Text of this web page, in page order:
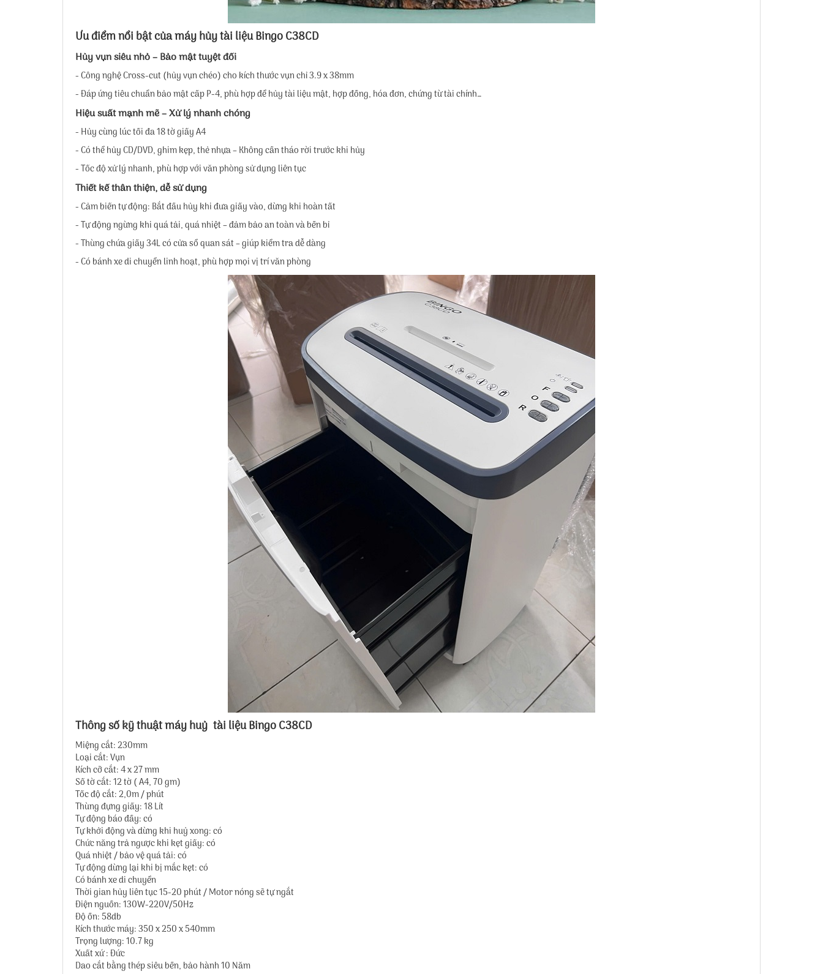
Ưu điểm nổi bật của máy hủy tài liệu Bingo C38CD
Hủy vụn siêu nhỏ – Bảo mật tuyệt đối
- Công nghệ Cross-cut (hủy vụn chéo) cho kích thước vụn chỉ 3.9 x 38mm
- Đáp ứng tiêu chuẩn bảo mật cấp P-4, phù hợp để hủy tài liệu mật, hợp đồng, hóa đơn, chứng từ tài chính…
Hiệu suất mạnh mẽ – Xử lý nhanh chóng
- Hủy cùng lúc tối đa 18 tờ giấy A4
- Có thể hủy CD/DVD, ghim kẹp, thẻ nhựa – Không cần tháo rời trước khi hủy
- Tốc độ xử lý nhanh, phù hợp với văn phòng sử dụng liên tục
Thiết kế thân thiện, dễ sử dụng
- Cảm biến tự động: Bắt đầu hủy khi đưa giấy vào, dừng khi hoàn tất
- Tự động ngừng khi quá tải, quá nhiệt – đảm bảo an toàn và bền bỉ
- Thùng chứa giấy 34L có cửa sổ quan sát – giúp kiểm tra dễ dàng
- Có bánh xe di chuyển linh hoạt, phù hợp mọi vị trí văn phòng
Thông số kỹ thuật máy huỷ tài liệu Bingo C38CD
Miệng cắt: 230mm
Loại cắt: Vụn
Kích cỡ cắt: 4 x 27 mm
Số tờ cắt: 12 tờ ( A4, 70 gm)
Tốc độ cắt: 2,0m / phút
Thùng đựng giấy: 18 Lít
Tự động báo đầy: có
Tự khởi động và dừng khi huỷ xong: có
Chức năng trả ngược khi kẹt giấy: có
Quá nhiệt / bảo vệ quá tải: có
Tự động dừng lại khi bị mắc kẹt: có
Có bánh xe di chuyển
Thời gian hủy liên tục 15-20 phút / Motor nóng sẽ tự ngắt
Điện nguồn: 130W-220V/50Hz
Độ ồn: 58db
Kích thước máy: 350 x 250 x 540mm
Trọng lượng: 10.7 kg
Xuất xứ : Đức
Dao cắt bằng thép siêu bền, bảo hành 10 Năm